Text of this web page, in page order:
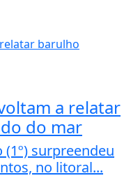
a relatar
do mar
surpreendeu
no litoral...